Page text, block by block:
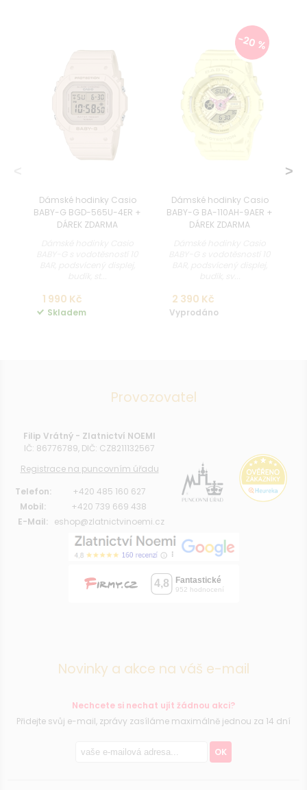
Dámské hodinky Casio
BABY-G BGD-565U-4ER +
DÁREK ZDARMA
1 990 Kč
Skladem
-20 %
Dámské hodinky Casio
BABY-G BA-110AH-9AER +
DÁREK ZDARMA
2 390 Kč
Vyprodáno
Provozovatel
Filip Vrátný - Zlatnictví NOEMI
IČ: 86776789, DIČ: CZ8211132567
Registrace na puncovním úřadu
Telefon:
+420 485 160 627
Mobil:
+420 739 669 438
E-Mail:
eshop@zlatnictvinoemi.cz
Novinky a akce na váš e-mail
Nechcete si nechat ujít žádnou akci?
Přidejte svůj e-mail, zprávy zasíláme maximálně jednou za 14 dní
OK